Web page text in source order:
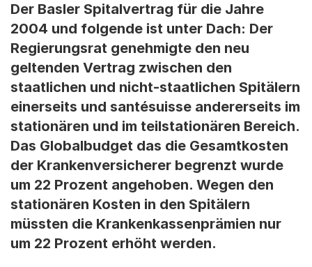
Der Basler Spitalvertrag für die Jahre
2004 und folgende ist unter Dach: Der
Regierungsrat genehmigte den neu
geltenden Vertrag zwischen den
staatlichen und nicht-staatlichen Spitälern
einerseits und santésuisse andererseits im
stationären und im teilstationären Bereich.
Das Globalbudget das die Gesamtkosten
der Krankenversicherer begrenzt wurde
um 22 Prozent angehoben. Wegen den
stationären Kosten in den Spitälern
müssten die Krankenkassenprämien nur
um 22 Prozent erhöht werden.